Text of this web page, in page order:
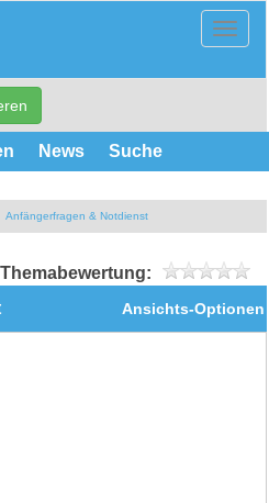
News Suche
Anfängerfragen & Notdienst
Themabewertung:
Ansichts-Optionen